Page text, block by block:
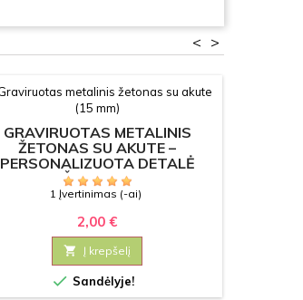
>
<
GRAVIRUOTAS METALINIS
ŽETONAS SU AKUTE –
PERSONALIZUOTA DETALĖ
PAPUOŠALAMS (15 MM)
1 Įvertinimas (-ai)
2,00 €
 Į krepšelį
 Sandėlyje!